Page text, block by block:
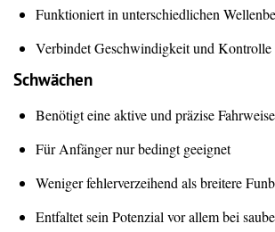
Funktioniert in unterschiedlichen
Verbindet Geschwindigkeit und Kontrolle
Schwächen
Benötigt eine aktive und präzise Fahrweise
Für Anfänger nur bedingt geeignet
Weniger fehlerverzeihend als breitere
Entfaltet sein Potenzial vor allem bei